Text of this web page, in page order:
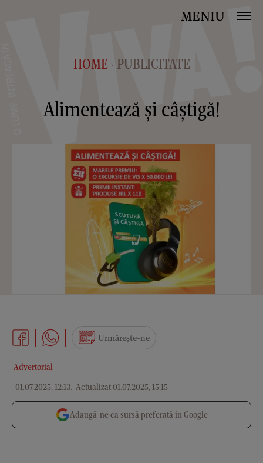
MENIU
HOME > PUBLICITATE
Alimentează și câștigă!
Advertorial
01.07.2025, 12:13. Actualizat 01.07.2025, 15:15
Urmărește-ne
Adaugă-ne ca sursă preferată în Google